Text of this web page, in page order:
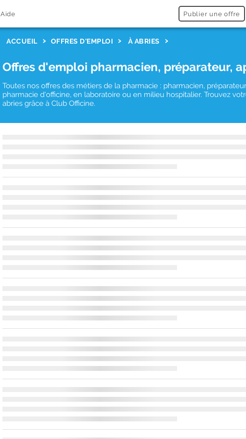
Aide Publier une offre
ACCUEIL OFFRES D'EMPLOI À ABRIES
Offres d'emploi pharmacien, préparateur,
Toutes nos offres des métiers de la pharmacie : pharmacien,
pharmacie d'officine, en laboratoire ou en milieu hospitalier. Trouvez
abries grâce à Club Officine.